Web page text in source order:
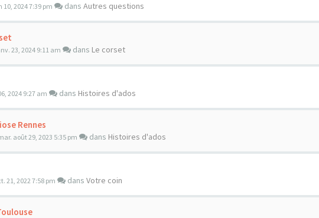
10, 2024 7:39 pm dans Autres questions
23, 2024 9:11 am dans Le corset
2024 9:27 am dans Histoires d'ados
Rennes
août 29, 2023 5:35 pm dans Histoires d'ados
21, 2022 7:58 pm dans Votre coin